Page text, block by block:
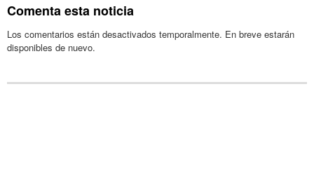
Comenta esta noticia
Los comentarios están desactivados temporalmente. En breve estarán
disponibles de nuevo.